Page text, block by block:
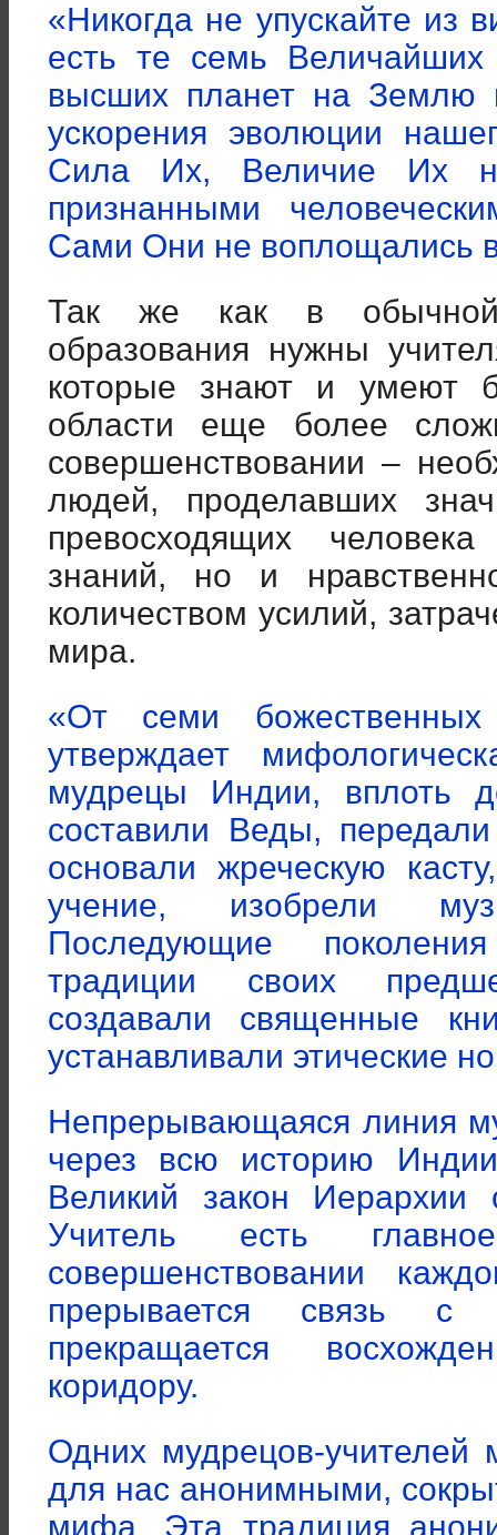
«Никогда не упускайте из
есть те семь
высших планет на Землю
ускорения эволюции
Сила Их, Величие Их
признанными
Сами Они не воплощались
Так же как в
образования нужны
которые знают и умеют
области еще более
совершенствовании –
людей, проделавших
превосходящих
знаний, но и
количеством усилий,
мира.
«От семи
утверждает
мудрецы Индии,
составили Веды,
основали жреческую
учение, изобрели
Последующие
традиции своих
создавали священные
устанавливали этические
Непрерывающаяся линия
через всю историю
Великий закон Иерархии
Учитель есть
совершенствовании
прерывается связь с
прекращается
коридору.
Одних мудрецов-учителей
для нас анонимными,
мифа. Эта традиция